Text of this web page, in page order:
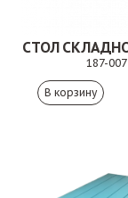
187-007